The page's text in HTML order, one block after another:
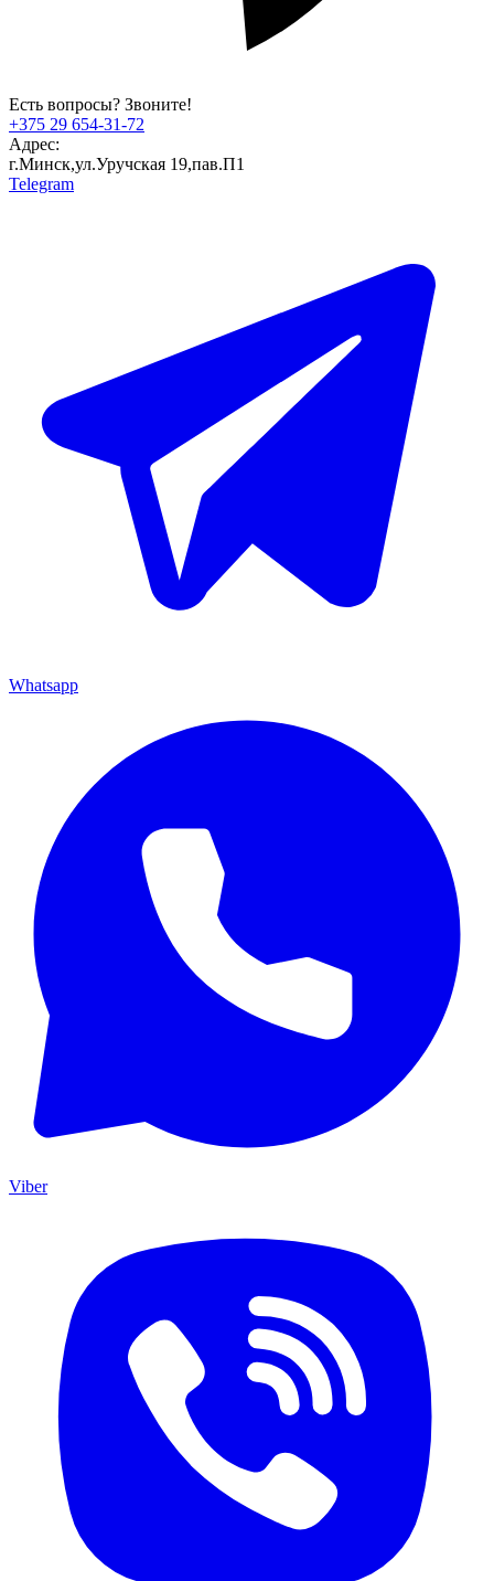
Есть вопросы? Звоните!
+375 29 654-31-72
Адрес:
г.Минск,ул.Уручская 19,пав.П1
Telegram
Whatsapp
Viber